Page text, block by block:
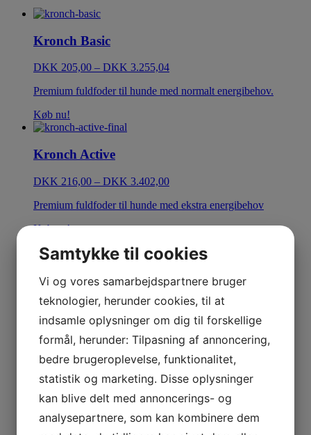
Kronch Basic
DKK 205,00 – DKK 3.255,04
Premium fuldfoder til hunde med normalt energibehov.
Køb nu!
Kronch Active
DKK 216,00 – DKK 3.402,00
Premium fuldfoder til hunde med ekstra energibehov
Køb nu!
Kronch Grain Free
DKK 265,00 DKK
3.780,00
Kornfrit premium fuldfoder til hunde med normalt
Køb nu!
Kronch Main
DKK168,00–DKK 2.646,00
Samtykke til cookies
Vi og vores samarbejdspartnere bruger
teknologier, herunder cookies, til at
indsamle oplysninger om dig til forskellige
formål, herunder: Tilpasning af annoncering,
bedre brugeroplevelse, funktionalitet,
statistik og marketing. Disse oplysninger
kan blive delt med annoncerings- og
analysepartnere, som kan kombinere dem